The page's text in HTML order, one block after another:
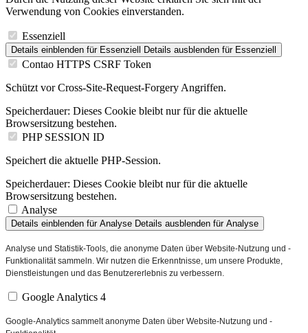
Verwendung von Cookies einverstanden.
Essenziell
Details einblenden für Essenziell Details ausblenden für Essenziell
Contao HTTPS CSRF Token
Schützt vor Cross-Site-Request-Forgery Angriffen.
Speicherdauer: Dieses Cookie bleibt nur für die aktuelle
Browsersitzung bestehen.
PHP SESSION ID
Speichert die aktuelle PHP-Session.
Speicherdauer: Dieses Cookie bleibt nur für die aktuelle
Browsersitzung bestehen.
Analyse
Details einblenden für Analyse Details ausblenden für Analyse
Analyse und Statistik-Tools, die anonyme Daten über Website-Nutzung und -
Funktionalität sammeln. Wir nutzen die Erkenntnisse, um unsere Produkte,
Dienstleistungen und das Benutzererlebnis zu verbessern.
Google Analytics 4
Google-Analytics sammelt anonyme Daten über Website-Nutzung und -